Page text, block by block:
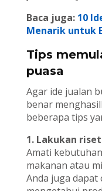
Baca juga: 10
Menarik untuk
Tips
puasa
Agar ide jualan
benar
beberapa tips
1. Lakukan
Amati
makanan atau
Anda juga